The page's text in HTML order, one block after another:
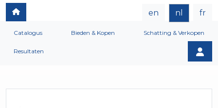
en nl fr
Catalogus Bieden & Kopen Schatting & Verkopen
Resultaten